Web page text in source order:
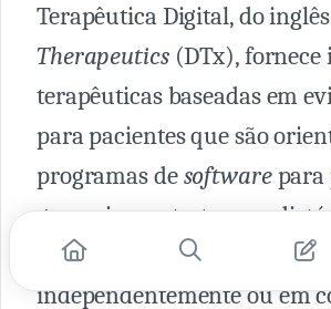
Terapêutica Digital, do
Therapeutics(DTx), fornece
terapêuticas baseadas em
para pacientes que são
programas desoftwarepara
gerenciar ou tratar um
doença médica. Eles são
independentemente ou em